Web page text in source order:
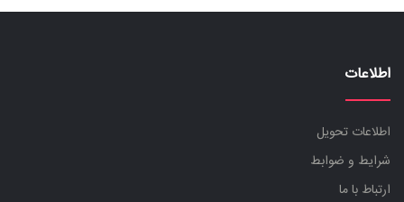
اطلاعات
اطلاعات تحویل
شرایط و ضوابط
ارتباط با ما